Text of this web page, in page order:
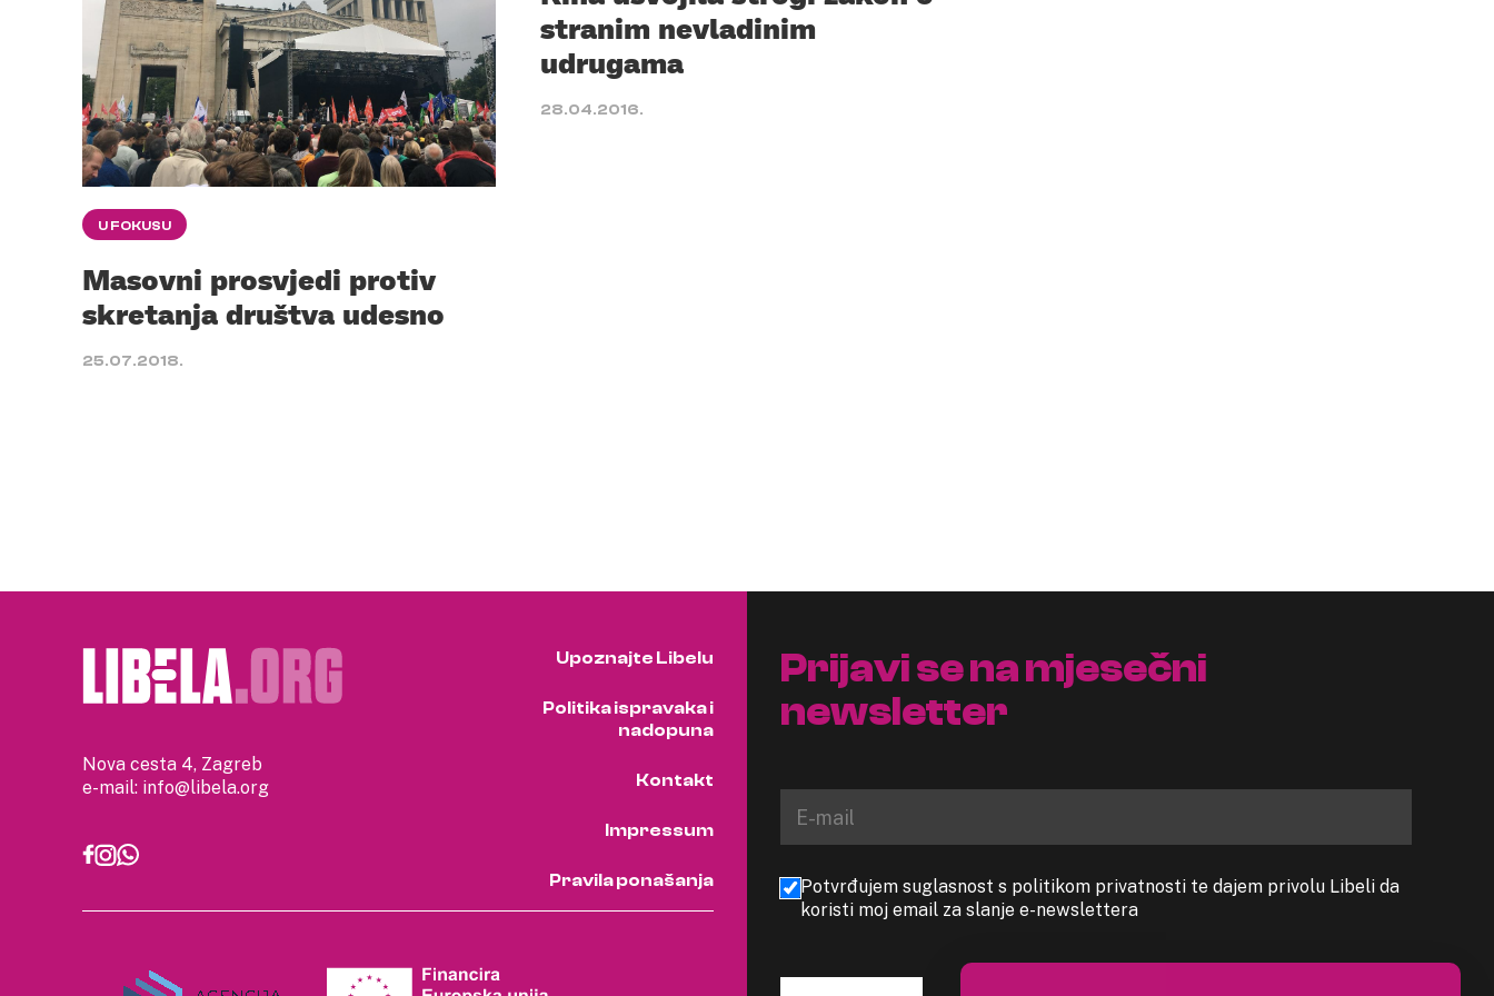
U FOKUSU
Masovni prosvjedi protiv
skretanja društva udesno
25.07.2018.
stranim nevladinim
udrugama
28.04.2016.
Nova cesta 4, Zagreb
e-mail: info@libela.org
Upoznajte Libelu
Politika ispravaka i
nadopuna
Kontakt
Impressum
Pravila ponašanja
Prijavi se na mjesečni
newsletter
Potvrđujem suglasnost s politikom privatnosti te dajem privolu Libeli da
koristi moj email za slanje e-newslettera